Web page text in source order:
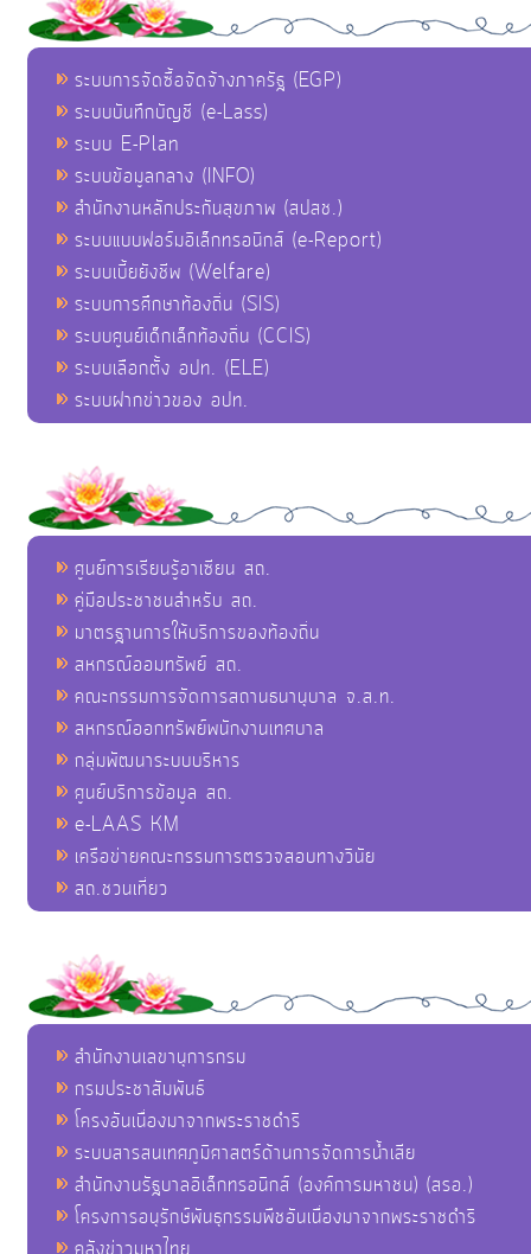
ระบบการจัดซื้อจัดจ้างภาครัฐ (EGP)
ระบบบันทึกบัญชี (e-Lass)
ระบบ E-Plan
ระบบข้อมูลกลาง (INFO)
สำนักงานหลักประกันสุขภาพ (สปสช.)
ระบบแบบฟอร์มอิเล็กทรอนิกส์ (e-Report)
ระบบเบี้ยยังชีพ (Welfare)
ระบบการศึกษาท้องถิ่น (SIS)
ระบบศูนย์เด็กเล็กท้องถิ่น (CCIS)
ระบบเลือกตั้ง อปท. (ELE)
ระบบฝากข่าวของ อปท.
ศูนย์การเรียนรู้อาเซียน สถ.
คู่มือประชาชนสำหรับ สถ.
มาตรฐานการให้บริการของท้องถิ่น
สหกรณ์ออมทรัพย์ สถ.
คณะกรรมการจัดการสถานธนานุบาล จ.ส.ท.
สหกรณ์ออกทรัพย์พนักงานเทศบาล
กลุ่มพัฒนาระบบบริหาร
ศูนย์บริการข้อมูล สถ.
e-LAAS KM
เครือข่ายคณะกรรมการตรวจสอบทางวินัย
สถ.ชวนเที่ยว
สำนักงานเลขานุการกรม
กรมประชาสัมพันธ์
โครงอันเนื่องมาจากพระราชดำริ
ระบบสารสนเทศภูมิศาสตร์ด้านการจัดการน้ำเสีย
สำนักงานรัฐบาลอิเล็กทรอนิกส์ (องค์การมหาชน) (สรอ.)
โครงการอนุรักษ์พันธุกรรมพืชอันเนื่องมาจากพระราชดำริ